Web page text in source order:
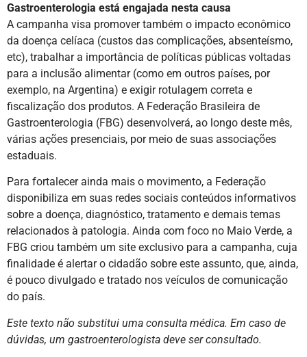
Gastroenterologia está engajada nesta causa
A campanha visa promover também o impacto econômico
da doença celíaca (custos das complicações, absenteísmo,
etc), trabalhar a importância de políticas públicas voltadas
para a inclusão alimentar (como em outros países, por
exemplo, na Argentina) e exigir rotulagem correta e
fiscalização dos produtos. A Federação Brasileira de
Gastroenterologia (FBG) desenvolverá, ao longo deste mês,
várias ações presenciais, por meio de suas associações
estaduais.
Para fortalecer ainda mais o movimento, a Federação
disponibiliza em suas redes sociais conteúdos informativos
sobre a doença, diagnóstico, tratamento e demais temas
relacionados à patologia. Ainda com foco no Maio Verde, a
FBG criou também um site exclusivo para a campanha, cuja
finalidade é alertar o cidadão sobre este assunto, que, ainda,
é pouco divulgado e tratado nos veículos de comunicação
do país.
Este texto não substitui uma consulta médica. Em caso de
dúvidas, um gastroenterologista deve ser consultado.